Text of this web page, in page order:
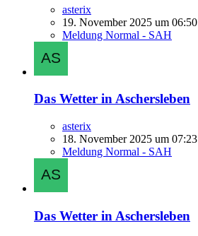
asterix
19. November 2025 um 06:50
Meldung Normal - SAH
Das Wetter in Aschersleben
asterix
18. November 2025 um 07:23
Meldung Normal - SAH
Das Wetter in Aschersleben